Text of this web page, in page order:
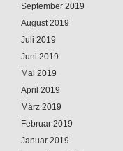
September 2019
August 2019
Juli 2019
Juni 2019
Mai 2019
April 2019
März 2019
Februar 2019
Januar 2019